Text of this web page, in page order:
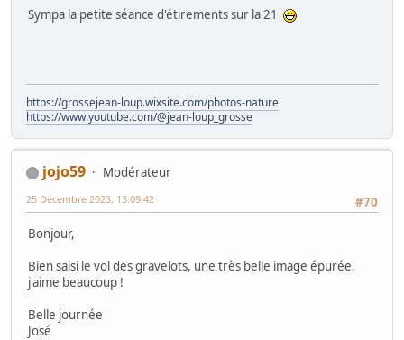
Sympa la petite séance d'étirements sur la 21
https://grossejean-loup.wixsite.com/photos-nature
https://www.youtube.com/@jean-loup_grosse
jojo59
Modérateur
#70
25 Décembre 2023, 13:09:42
Bonjour,
Bien saisi le vol des gravelots, une très belle image épurée,
j'aime beaucoup !
Belle journée
José